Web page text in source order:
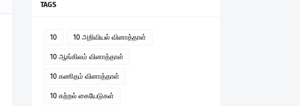
TAGS
10 10 அறிவியல் வினாத்தாள்
10 ஆங்கிலம் வினாத்தாள்
10 கணிதம் வினாத்தாள்
10 கற்றல் கையேடுகள்